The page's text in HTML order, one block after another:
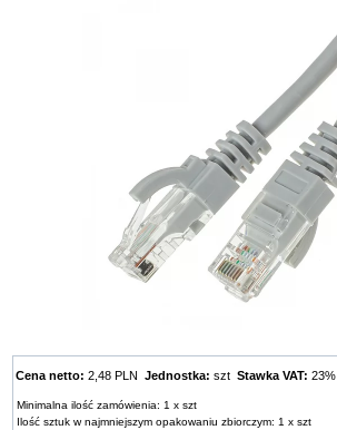
Cena netto: 2,48 PLNJednostka: sztStawka VAT: 23%
Minimalna ilość zamówienia: 1 x szt
Ilość sztuk w najmniejszym opakowaniu zbiorczym: 1 x szt